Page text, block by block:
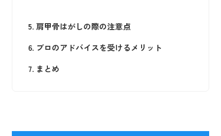
5. 肩甲骨はがしの際の注意点
6. プロのアドバイスを受けるメリット
7. まとめ